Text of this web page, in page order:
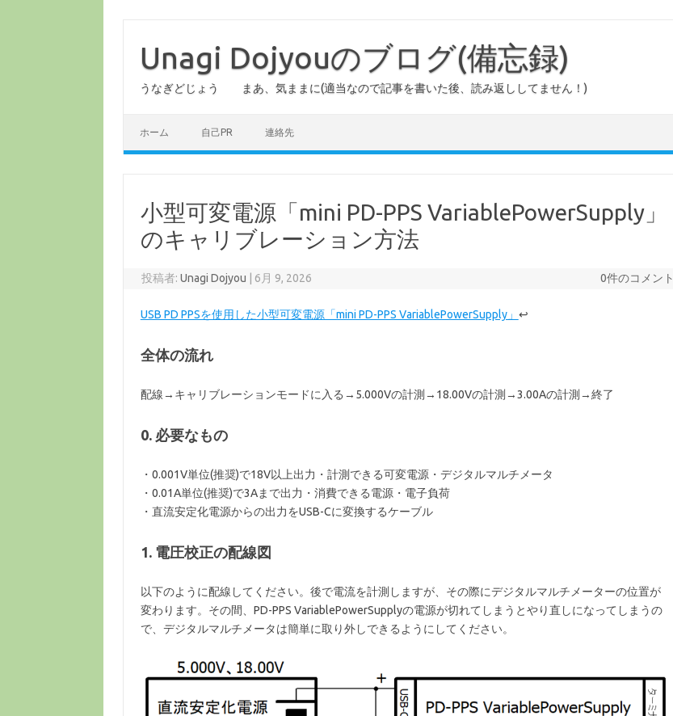
Unagi Dojyouのブログ(備忘録)
うなぎどじょう まあ、気ままに(適当なので記事を書いた後、読み返ししてません！)
ホーム 自己PR 連絡先
小型可変電源「mini PD-PPS VariablePowerSupply」
のキャリブレーション方法
投稿者:Unagi Dojyou 6月 9, 2026 0件のコメント
USB PD PPSを使用した小型可変電源「mini PD-PPS VariablePowerSupply」 ↩
全体の流れ
配線→キャリブレーションモードに入る→5.000Vの計測→18.00Vの計測→3.00Aの計測→終了
0. 必要なもの
・0.001V単位(推奨)で18V以上出力・計測できる可変電源・デジタルマルチメータ
・0.01A単位(推奨)で3Aまで出力・消費できる電源・電子負荷
・直流安定化電源からの出力をUSB-Cに変換するケーブル
1. 電圧校正の配線図
以下のように配線してください。後で電流を計測しますが、その際にデジタルマルチメーターの位置が
変わります。その間、PD-PPS VariablePowerSupplyの電源が切れてしまうとやり直しになってしまうの
で、デジタルマルチメータは簡単に取り外しできるようにしてください。